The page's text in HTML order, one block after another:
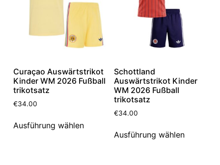
Curaçao Auswärtstrikot
Kinder WM 2026 Fußball
trikotsatz
€34.00
Ausführung wählen
Schottland
Auswärtstrikot Kinder
WM 2026 Fußball
trikotsatz
€34.00
Ausführung wählen